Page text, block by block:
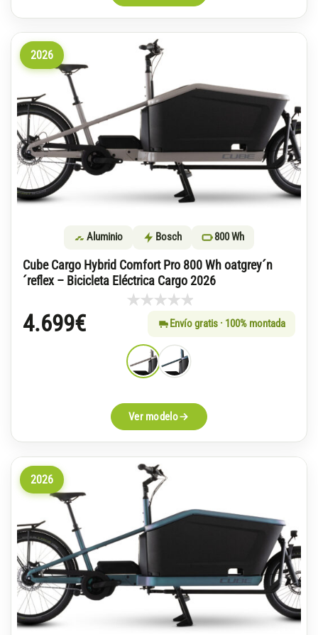
2026
Aluminio Bosch 800 Wh
Cube Cargo Hybrid Comfort Pro 800 Wh oatgrey´n
´reflex – Bicicleta Eléctrica Cargo 2026
Envío gratis · 100% montada
4.699€
Ver modelo
2026